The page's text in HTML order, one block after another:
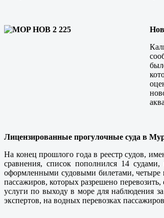
Лицензированные прогулочные суда в
На конец прошлого года в реестр судов,
сравнения, список пополнился 14
оформленными судовыми билетами, четыре
пассажиров, которых разрешено
услуги по выходу в море для наблюдения
экспертов, на водных перевозках